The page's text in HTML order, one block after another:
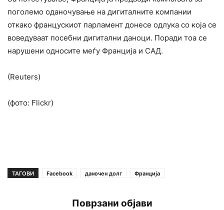
поголемо оданочување на дигиталните компании
откако францускиот парламент донесе одлука со која се
воведуваат посебни дигитални даноци. Поради тоа се
нарушени односите меѓу Франција и САД.
(Reuters)
(фото: Flickr)
ТАГОВИ Facebook даночен долг Франција
Поврзани објави